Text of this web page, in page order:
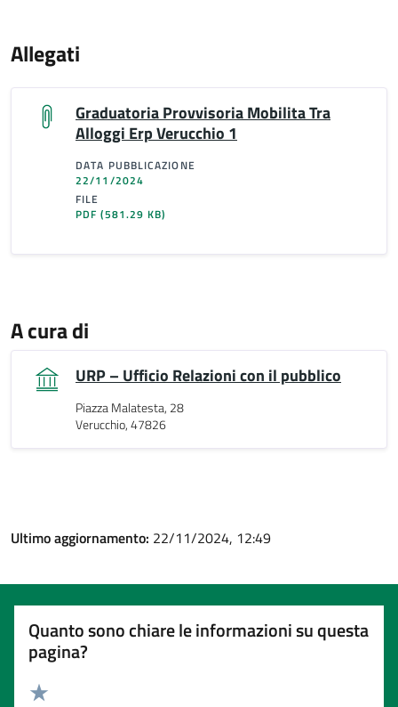
Allegati
Graduatoria Provvisoria Mobilita Tra
Alloggi Erp Verucchio 1
DATA PUBBLICAZIONE
22/11/2024
FILE
PDF(581.29 KB)
A cura di
URP – Ufficio Relazioni con il pubblico
Piazza Malatesta, 28
Verucchio, 47826
Ultimo aggiornamento: 22/11/2024, 12:49
Quanto sono chiare le informazioni su questa
pagina?